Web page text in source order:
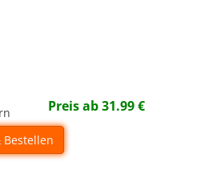
Preis ab31.99€
Bestellen